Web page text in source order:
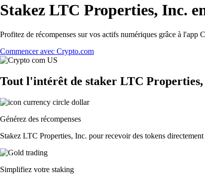
Stakez LTC Properties, Inc.
Profitez de récompenses sur vos actifs numériques grâce à
Commencer avec Crypto.com
Tout l'intérêt de staker LTC
Générez des récompenses
Stakez LTC Properties, Inc. pour recevoir des tokens
Simplifiez votre staking